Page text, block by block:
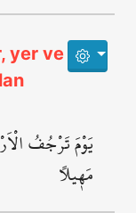
yer ve
يَوْمَ تَرْجُفُ
مَه۪يلاً